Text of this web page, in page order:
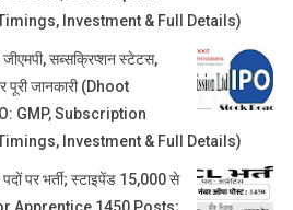
Investment & Full Details)
सब्सक्रिप्शन स्टेटस,
जानकारी (Dhoot
GMP, Subscription
Investment & Full Details)
पर भर्ती; स्टाइपेंड 15,000 से